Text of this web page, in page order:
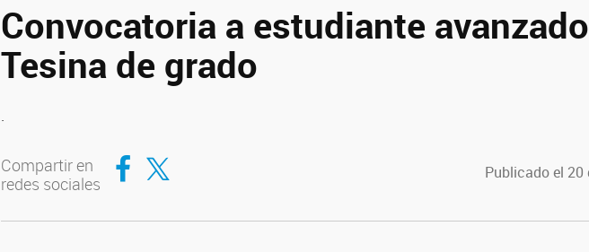
Convocatoria a estudiante
Tesina de grado
.
Compartir en
redes sociales
Compartir en Facebook
Compartir en Twitter Publicado el 20